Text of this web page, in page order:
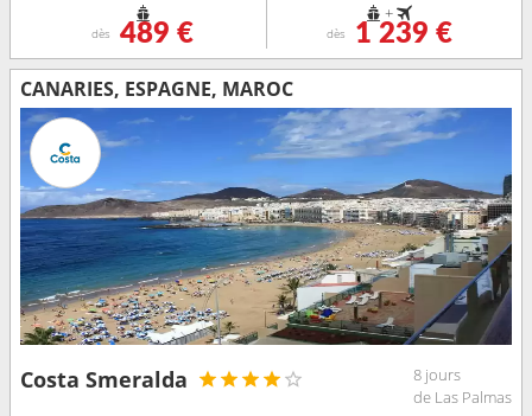
dès 489 €
+
dès 1 239 €
CANARIES, ESPAGNE, MAROC
Costa Smeralda
8 jours
de Las Palmas